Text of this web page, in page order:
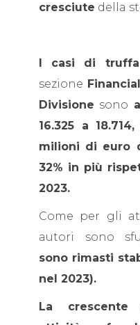
cresciute della
I casi di
sezione
Divisione sono
16.325 a
milioni di euro
32% in più
2023.
Come per gli
autori sono
sono rimasti
nel 2023).
La crescente